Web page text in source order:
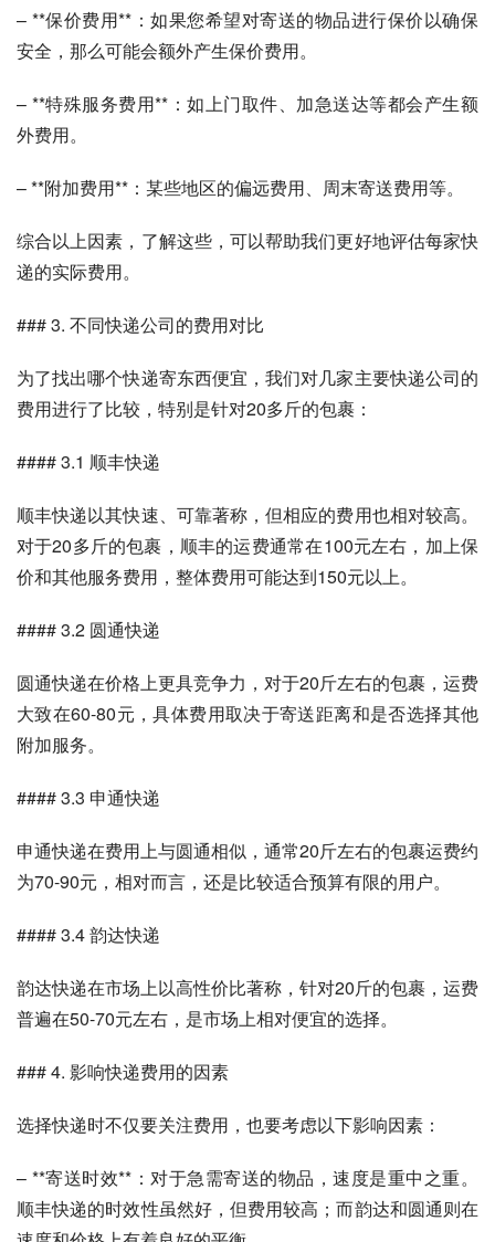
– **保价费用**：如果您希望对寄送的物品进行保价以确保
安全，那么可能会额外产生保价费用。
– **特殊服务费用**：如上门取件、加急送达等都会产生额
外费用。
– **附加费用**：某些地区的偏远费用、周末寄送费用等。
综合以上因素，了解这些，可以帮助我们更好地评估每家快
递的实际费用。
### 3. 不同快递公司的费用对比
为了找出哪个快递寄东西便宜，我们对几家主要快递公司的
费用进行了比较，特别是针对20多斤的包裹：
#### 3.1 顺丰快递
顺丰快递以其快速、可靠著称，但相应的费用也相对较高。
对于20多斤的包裹，顺丰的运费通常在100元左右，加上保
价和其他服务费用，整体费用可能达到150元以上。
#### 3.2 圆通快递
圆通快递在价格上更具竞争力，对于20斤左右的包裹，运费
大致在60-80元，具体费用取决于寄送距离和是否选择其他
附加服务。
#### 3.3 申通快递
申通快递在费用上与圆通相似，通常20斤左右的包裹运费约
为70-90元，相对而言，还是比较适合预算有限的用户。
#### 3.4 韵达快递
韵达快递在市场上以高性价比著称，针对20斤的包裹，运费
普遍在50-70元左右，是市场上相对便宜的选择。
### 4. 影响快递费用的因素
选择快递时不仅要关注费用，也要考虑以下影响因素：
– **寄送时效**：对于急需寄送的物品，速度是重中之重。
顺丰快递的时效性虽然好，但费用较高；而韵达和圆通则在